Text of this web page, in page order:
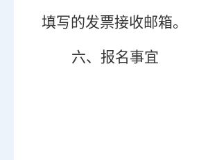
填写的发票接收邮箱。
六、报名事宜